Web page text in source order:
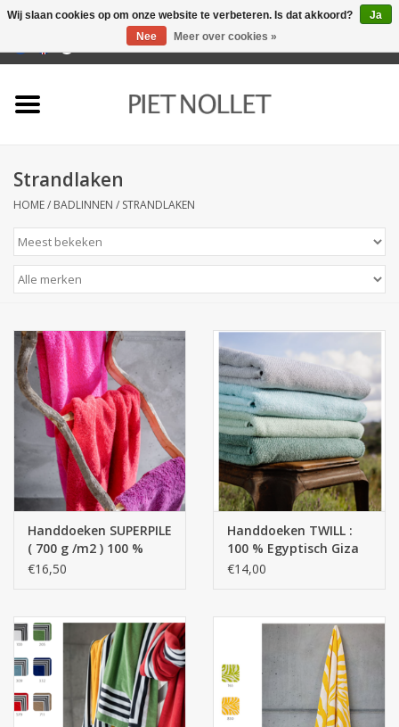
Badlinnen
Bedlinnen
Tafellinnen
Keukenlinnen
Sokken
Zakdoeken
Pullover
Huis en nacht kledij ( HEREN
Kledij
Stof per meter
Strandlaken
HOME/ BADLINNEN / STRANDLAKEN
Handdoeken SUPERPILE
( 700 g /m2 ) 100 %
Egyptisch katoen -
€16,50
Handdoeken TWILL :
100 % Egyptisch Giza
katoen extra lange
€14,00
Wij slaan cookies op om onze website te verbeteren. Is dat akkoord?
Ja
Nee
Meer over cookies »